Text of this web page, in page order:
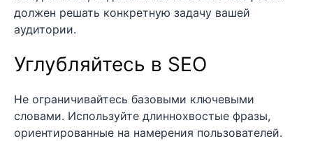
должен решать конкретную задачу вашей
аудитории.
Углубляйтесь в SEO
Не ограничивайтесь базовыми ключевыми
словами. Используйте длиннохвостые фразы,
ориентированные на намерения пользователей.